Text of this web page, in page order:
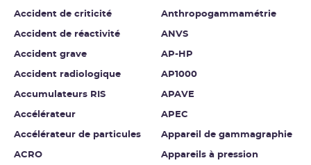
Accident de criticité
Accident de réactivité
Accident grave
Accident radiologique
Accumulateurs RIS
Accélérateur
Accélérateur de particules
ACRO
Anthropogammamétrie
ANVS
AP-HP
AP1000
APAVE
APEC
Appareil de gammagraphie
Appareils à pression